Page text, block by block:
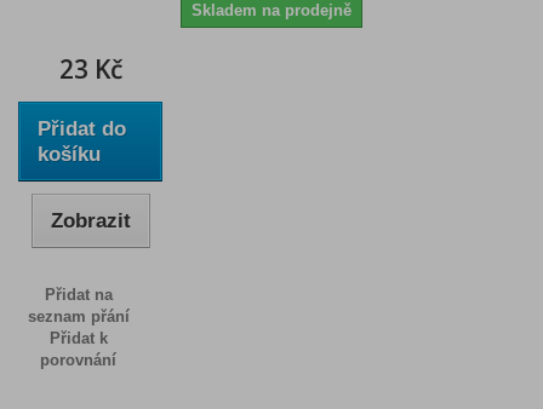
Skladem na prodejně
23 Kč
Přidat do
košíku
Zobrazit
Přidat na
seznam přání
Přidat k
porovnání